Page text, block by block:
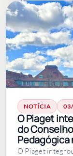
NOTÍCIA
O Piaget
do
Pedagógica
O Piaget